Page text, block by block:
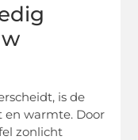
is de
en warmte. Door
zonlicht